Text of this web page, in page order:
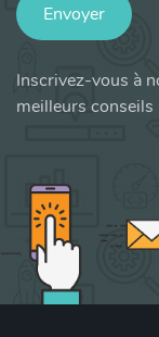
Envoyer
Inscrivez-vous à
meilleurs conseils